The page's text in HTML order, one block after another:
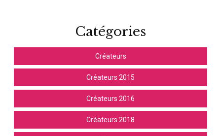
Catégories
Créateurs
Créateurs 2015
Créateurs 2016
Créateurs 2018